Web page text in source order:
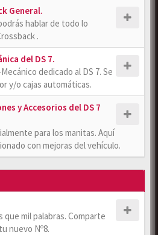
General.
hablar de todo lo
.
del DS 7.
dedicado al DS 7. Se
y/o cajas automáticas.
y Accesorios del DS 7
para los manitas. Aquí
con mejoras del vehículo.
que mil palabras. Comparte
nuevo Nº8.